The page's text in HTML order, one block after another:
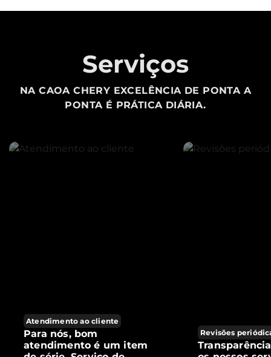
Serviços
NA CAOA CHERY EXCELÊNCIA DE PONTA A
PONTA É PRÁTICA DIÁRIA.
Atendimento ao cliente
Para nós, bom
atendimento é um item
Revisões